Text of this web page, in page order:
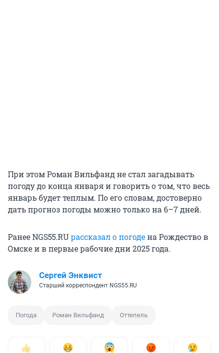
При этом Роман Вильфанд не стал загадывать
погоду до конца января и говорить о том, что весь
январь будет теплым. По его словам, достоверно
дать прогноз погоды можно только на 6–7 дней.
Ранее NGS55.RUрассказал о погодена Рождество в
Омске и в первые рабочие дни 2025 года.
Сергей Энквист
Старший корреспондент NGS55.RU
Погода Роман Вильфанд Оттепель